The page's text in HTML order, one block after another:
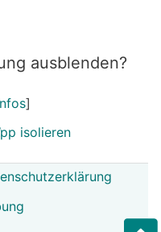
ausblenden?
]
isolieren